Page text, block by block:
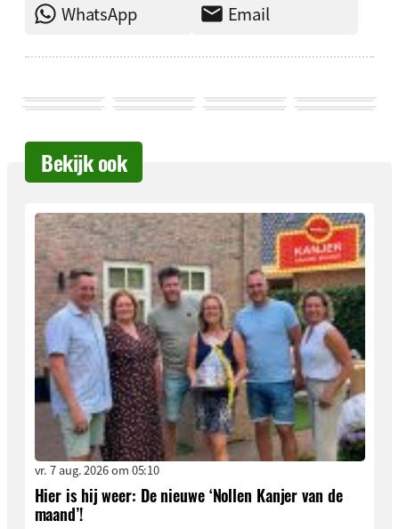
WhatsApp
Email
Bekijk ook
vr. 7 aug. 2026 om 05:10
Hier is hij weer: De nieuwe ‘Nollen Kanjer van de
maand’!